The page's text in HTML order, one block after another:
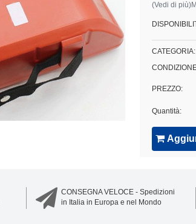
(Vedi di più
CATEGORIA:
PREZZO:
Quantità:
CONSEGNA VELOCE - Spedizioni
in Italia in Europa e nel Mondo